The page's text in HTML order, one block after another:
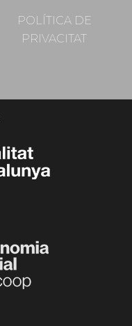
POLÍTICA DE
PRIVACITAT